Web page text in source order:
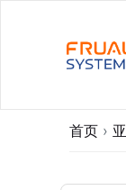
首页 ›